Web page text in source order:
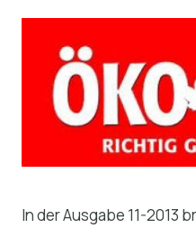
In der Ausgabe 11-2013